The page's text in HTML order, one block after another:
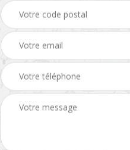
Pose et changement
grillage et clôture 45